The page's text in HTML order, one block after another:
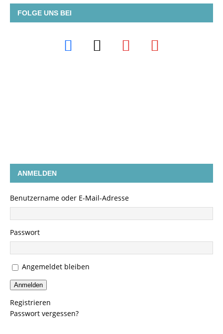
FOLGE UNS BEI
ANMELDEN
Benutzername oder E-Mail-Adresse
Passwort
Angemeldet bleiben
Anmelden
Registrieren
Passwort vergessen?